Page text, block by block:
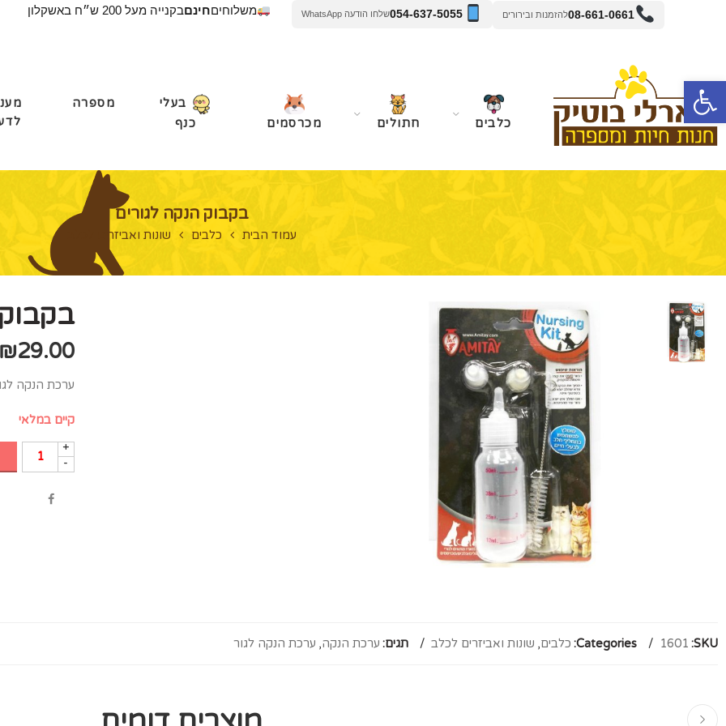
פתח סרגל נגישות
054-637-5055שלחו הודעה WhatsApp 08-661-0661להזמנות ובירורים משלוחיםחינםבקנייה מעל 200 ש״ח באשקלון
כלבים חתולים מכרסמים
בעלי
כנף
מספרה
בקבוק הנקה לגורים
עמוד הבית כלבים שונות ואביזרים לכלב
₪29.00
ערכת הנקה
קיים במלאי
+
-
SKU:
1601
Categories: כלבים, שונות ואביזרים לכלב תגים: ערכת הנקה, ערכת הנקה לגור